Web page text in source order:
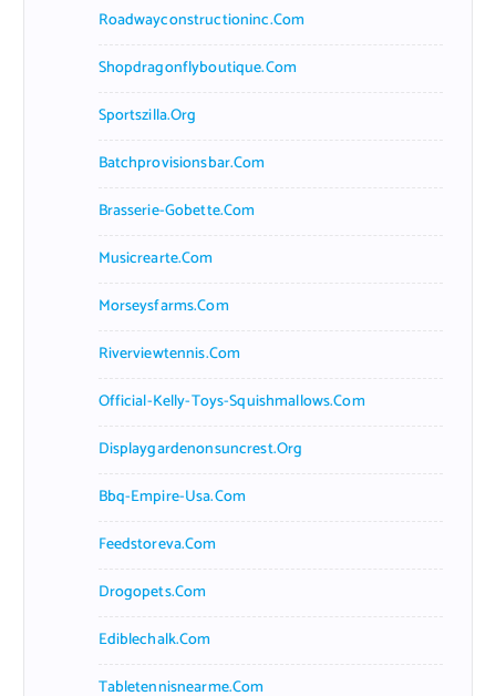
Roadwayconstructioninc.com
Shopdragonflyboutique.com
Sportszilla.org
Batchprovisionsbar.com
Brasserie-Gobette.com
Musicrearte.com
Morseysfarms.com
Riverviewtennis.com
Official-Kelly-Toys-Squishmallows.com
Displaygardenonsuncrest.org
Bbq-Empire-Usa.com
Feedstoreva.com
Drogopets.com
Ediblechalk.com
Tabletennisnearme.com